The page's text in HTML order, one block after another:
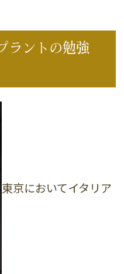
ラントの勉強
東京においてイタリア